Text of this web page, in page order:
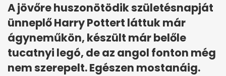
A jövőre huszonötödik születésnapját
ünneplő Harry Pottert láttuk már
ágyneműkön, készült már belőle
tucatnyi legó, de az angol fonton még
nem szerepelt. Egészen mostanáig.